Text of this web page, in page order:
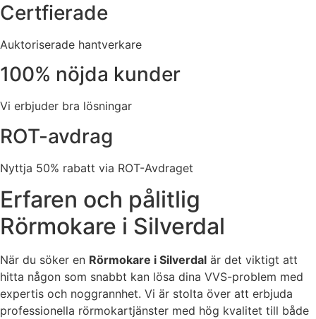
Certfierade
Auktoriserade hantverkare
100% nöjda kunder
Vi erbjuder bra lösningar
ROT-avdrag
Nyttja 50% rabatt via ROT-Avdraget
Erfaren och pålitlig
Rörmokare i Silverdal
När du söker en Rörmokare i Silverdal är det viktigt att
hitta någon som snabbt kan lösa dina VVS-problem med
expertis och noggrannhet. Vi är stolta över att erbjuda
professionella rörmokartjänster med hög kvalitet till både